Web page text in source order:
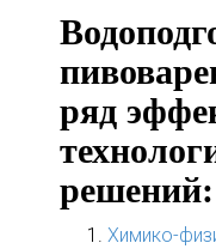
ряд
решений:
Химико-